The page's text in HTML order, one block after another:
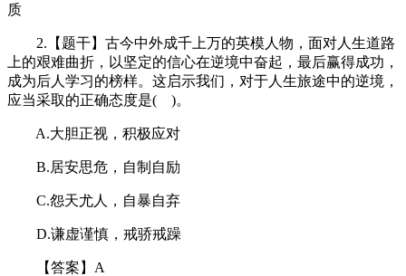
质
2.【题干】古今中外成千上万的英模人物，面对人生道路
上的艰难曲折，以坚定的信心在逆境中奋起，最后赢得成功，
成为后人学习的榜样。这启示我们，对于人生旅途中的逆境，
应当采取的正确态度是( )。
A.大胆正视，积极应对
B.居安思危，自制自励
C.怨天尤人，自暴自弃
D.谦虚谨慎，戒骄戒躁
【答案】A